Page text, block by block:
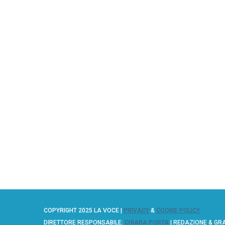
COPYRIGHT 2025 LA VOCE | PRIVACY & COOKIE POLICY
DIRETTORE RESPONSABILE: CHIARA PORTA | REDAZIONE &